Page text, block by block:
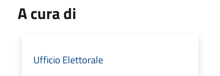
A cura di
Ufficio Elettorale